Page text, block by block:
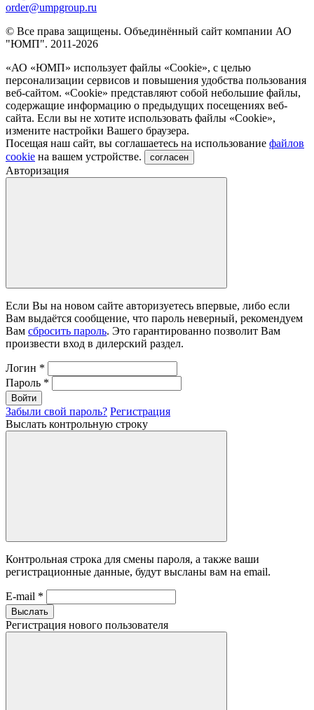
order@umpgroup.ru
© Все права защищены. Объединённый сайт компании АО
"ЮМП". 2011-2026
«АО «ЮМП» использует файлы «Сookie», с целью
персонализации сервисов и повышения удобства пользования
веб-сайтом. «Cookie» представляют собой небольшие файлы,
содержащие информацию о предыдущих посещениях веб-
сайта. Если вы не хотите использовать файлы «Сookie»,
измените настройки Вашего браузера.
Посещая наш сайт, вы соглашаетесь на использование файлов
cookie на вашем устройстве. согласен
Авторизация
Если Вы на новом сайте авторизуетесь впервые, либо если
Вам выдаётся сообщение, что пароль неверный, рекомендуем
Вам сбросить пароль. Это гарантированно позволит Вам
произвести вход в дилерский раздел.
Логин *
Пароль *
Войти
Забыли свой пароль? Регистрация
Выслать контрольную строку
Контрольная строка для смены пароля, а также ваши
регистрационные данные, будут высланы вам на email.
E-mail *
Выслать
Регистрация нового пользователя